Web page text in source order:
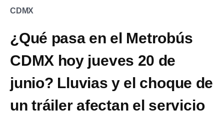
CDMX
¿Qué pasa en el Metrobús
CDMX hoy jueves 20 de
junio? Lluvias y el choque de
un tráiler afectan el servicio